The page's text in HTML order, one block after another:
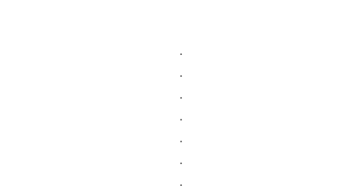
.
.
.
.
.
.
.